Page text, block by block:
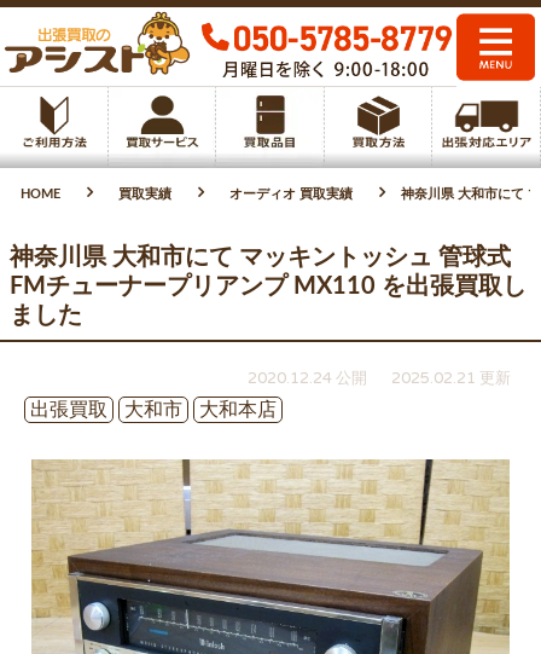
HOME 買取実績 オーディオ 買取実績 神奈川県 大和市にて
神奈川県 大和市にて マッキントッシュ 管球式
FMチューナープリアンプ MX110 を出張買取し
ました
2020.12.24 公開
2025.02.21 更新
出張買取
大和市 大和本店